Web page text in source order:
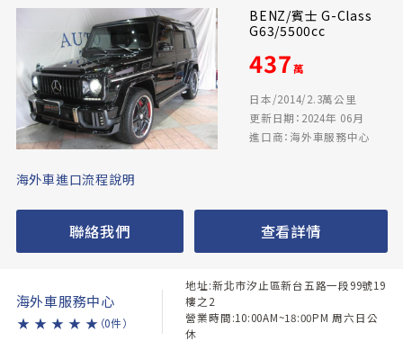
BENZ/賓士 G-Class
G63/5500cc
437萬
日本/2014/2.3萬公里
更新日期：2024年 06月
進口商：海外車服務中心
海外車進口流程說明
聯絡我們 查看詳情
海外車服務中心
★ ★ ★ ★ ★ （0件）
地址:新北市汐止區新台五路一段99號19
樓之2
營業時間:10:00AM~18:00PM 周六日公
休